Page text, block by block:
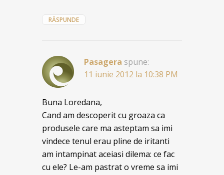
RĂSPUNDE
Pasagera spune:
11 iunie 2012 la 10:38 PM
Buna Loredana,
Cand am descoperit cu groaza ca
produsele care ma asteptam sa imi
vindece tenul erau pline de iritanti
am intampinat aceiasi dilema: ce fac
cu ele? Le-am pastrat o vreme sa imi